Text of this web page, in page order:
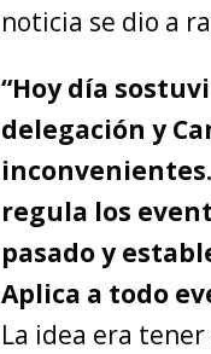
noticia se dio a
“Hoy día
delegación y
regula los
pasado y
Aplica a todo
La idea era